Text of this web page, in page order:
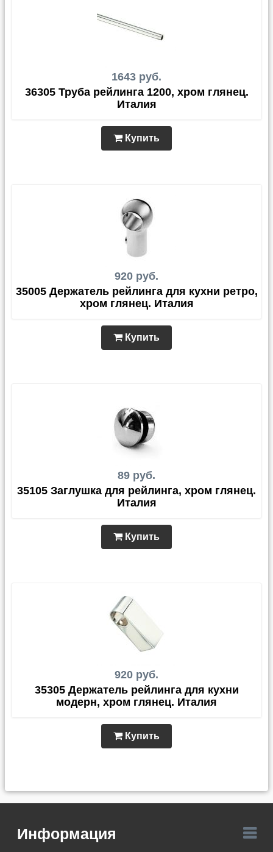
1643 руб.
36305 Труба рейлинга 1200, хром глянец.
Италия
Купить
920 руб.
35005 Держатель рейлинга для кухни ретро,
хром глянец. Италия
Купить
89 руб.
35105 Заглушка для рейлинга, хром глянец.
Италия
Купить
920 руб.
35305 Держатель рейлинга для кухни
модерн, хром глянец. Италия
Купить
Информация